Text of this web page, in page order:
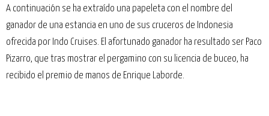
A continuación se ha extraído una papeleta con el nombre del
ganador de una estancia en uno de sus cruceros de Indonesia
ofrecida por Indo Cruises. El afortunado ganador ha resultado ser Paco
Pizarro, que tras mostrar el pergamino con su licencia de buceo, ha
recibido el premio de manos de Enrique Laborde.